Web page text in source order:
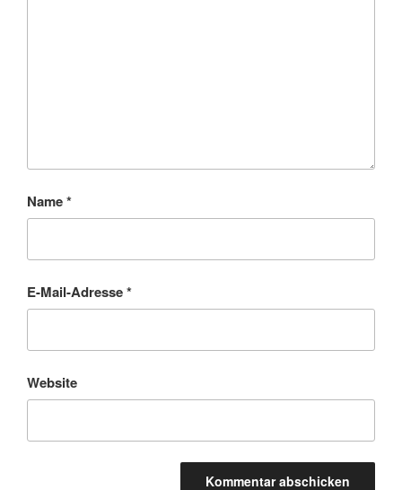
Name*
E-Mail-Adresse*
Website